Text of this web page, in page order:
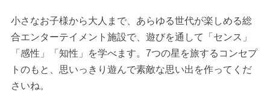
小さなお子様から大人まで、あらゆる世代が楽しめる総
合エンターテイメント施設で、遊びを通して「センス」
「感性」「知性」を学べます。7つの星を旅するコンセプ
トのもと、思いっきり遊んで素敵な思い出を作ってくだ
さいね。